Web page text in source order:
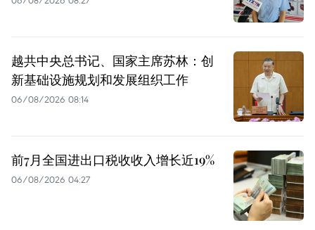
越共中央总书记、国家主席苏林：创
新基础设施规划和发展组织工作
06/08/2026 08:14
前7月全国进出口税收收入增长近19%
06/08/2026 04:27